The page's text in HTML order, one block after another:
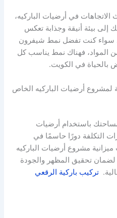
في أرضيات الباركيه،
إلى بيئة أنيقة وجذابة تعكس
كنت تفضل نمط شيفرون
المواد، فهناك نمط يناسب كل
بالحياة في الكويت.
لمشروع أرضيات الباركيه الخاص
مساحتك باستخدام أرضيات
التكلفة دورًا حاسمًا في
مشروع أرضيات الباركيه
لضمان تحقيق المظهر والجودة
تركيب باركية الرقعي